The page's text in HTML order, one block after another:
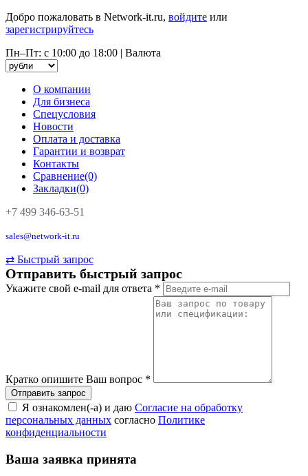
Добро пожаловать в Network-it.ru, войдите или
зарегистрируйтесь
Пн–Пт: с 10:00 до 18:00 | Валюта
О компании
Для бизнеса
Спецусловия
Новости
Оплата и доставка
Гарантии и возврат
Контакты
Сравнение(0)
Закладки(0)
+7 499 346-63-51
sales@network-it.ru
⇄ Быстрый запрос
Отправить быстрый запрос
Укажите свой e-mail для ответа *
Кратко опишите Ваш вопрос *
Я ознакомлен(-а) и даю Согласие на обработку
персональных данных согласно Политике
конфиденциальности
Ваша заявка принята